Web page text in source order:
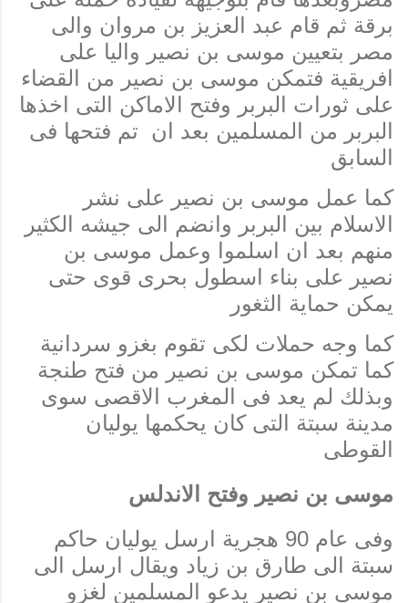
برقة ثم قام عبد العزيز بن مروان والى
مصر بتعيين موسى بن نصير واليا على
افريقية فتمكن موسى بن نصير من القضاء
على ثورات البربر وفتح الاماكن التى اخذها
البربر من المسلمين بعد ان تم فتحها فى
السابق
كما عمل موسى بن نصير على نشر
الاسلام بين البربر وانضم الى جيشه الكثير
منهم بعد ان اسلموا وعمل موسى بن
نصير على بناء اسطول بحرى قوى حتى
يمكن حماية الثغور
كما وجه حملات لكى تقوم بغزو سردانية
كما تمكن موسى بن نصير من فتح طنجة
وبذلك لم يعد فى المغرب الاقصى سوى
مدينة سبتة التى كان يحكمها يوليان
القوطى
موسى بن نصير وفتح الاندلس
وفى عام 90 هجرية ارسل يوليان حاكم
سبتة الى طارق بن زياد ويقال ارسل الى
موسى بن نصير يدعو المسلمين لغزو